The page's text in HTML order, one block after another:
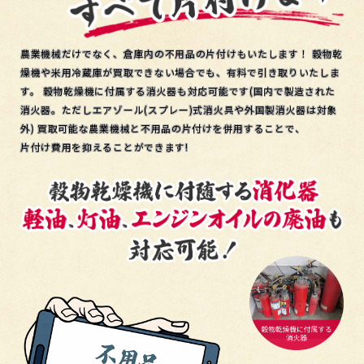
農業機械だけでなく、倉庫内の不用品の片付けもいたします！ 穀物乾
燥機や米用冷蔵庫が買取できない場合でも、 有料で引き取りいたしま
す。
穀物乾燥機に付属する消火器も対応可能です(国内で製造された
消火器。ただしエアゾール(スプレー)式消火具や外国製消火器は対象
外) 買取可能な農業機械と不用品の片付けを併用することで、
片付け費用を抑えることができます!